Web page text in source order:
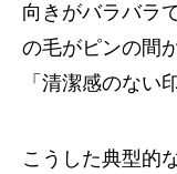
向きがバラバラ
の毛がピンの間
「清潔感のない
こうした典型的